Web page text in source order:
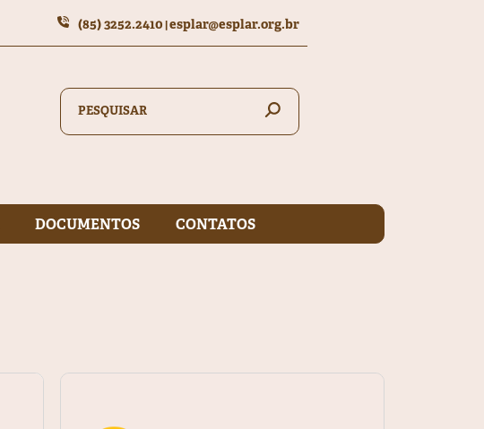
(85) 3252.2410 esplar@esplar.org.br
DOCUMENTOS CONTATOS